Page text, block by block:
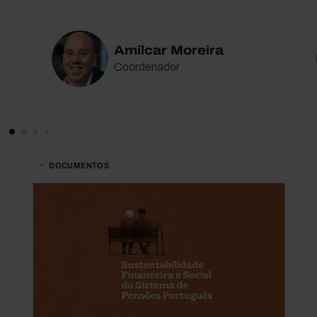
Amílcar Moreira
Coordenador
DOCUMENTOS